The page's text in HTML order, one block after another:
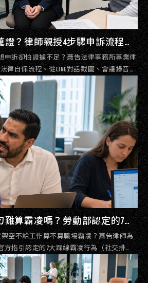
證？律師親授4步驟申訴流程與
南｜蕭告法律事務所
申訴卻怕證據不足？蕭告法律事務所專業律
律自保流程。從LINE對話截圖、會議錄音、
，並解析離職後1年內的法律申訴時效。
難算霸凌嗎？勞動部認定的7大
與自保指南｜蕭告律師事務所
架空不給工作算不算職場霸凌？蕭告律師為
方指引認定的7大踩線霸凌行為（社交排
），教HR與勞工如何精準判斷合法管理與非